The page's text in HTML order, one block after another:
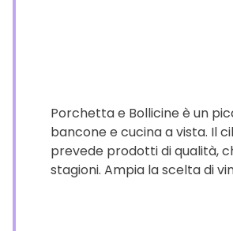
Porchetta e Bollicine è un
bancone e cucina a vista. Il
prevede prodotti di qualità,
stagioni. Ampia la scelta di